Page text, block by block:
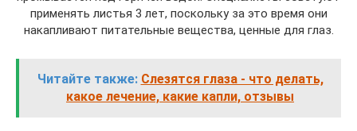
применять листья 3 лет, поскольку за это время они
накапливают питательные вещества, ценные для глаз.
Читайте также: Слезятся глаза - что делать,
какое лечение, какие капли, отзывы